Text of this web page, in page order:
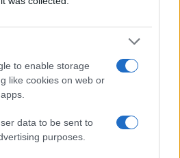
to enable storage
like cookies on web or
data to be sent to
purposes.